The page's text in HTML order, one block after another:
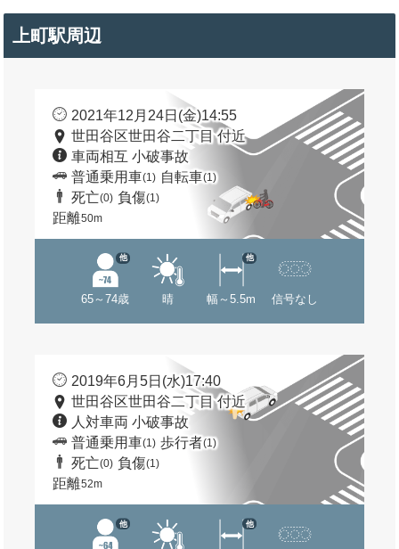
上町駅周辺
2021年12月24日(金)14:55
世田谷区世田谷二丁目 付近
車両相互 小破事故
普通乗用車(1) 自転車(1)
死亡(0) 負傷(1)
距離50m
65～74歳
他
晴 幅～5.5m
他
信号なし
2019年6月5日(水)17:40
世田谷区世田谷二丁目 付近
人対車両 小破事故
普通乗用車(1) 歩行者(1)
死亡(0) 負傷(1)
距離52m
他 他